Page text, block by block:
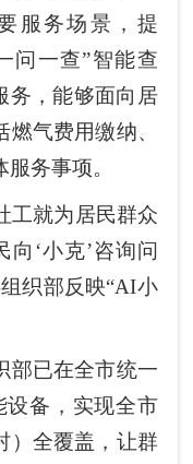
服务场景，提
问一查”智能查
务，能够面向居
气费用缴纳、
务事项。
就为居民群众
向‘小克’咨询问
织部反映“AI小
已在全市统一
设备，实现全市
）全覆盖，让群